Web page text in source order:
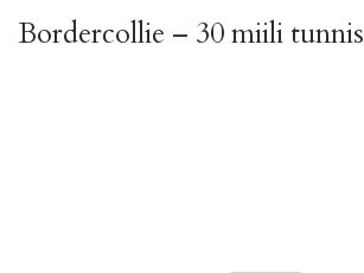
Bordercollie – 30 miili tunnis